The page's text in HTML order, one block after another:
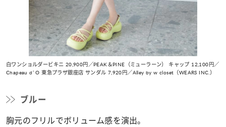
白ワンショルダービキニ 20,900円／PEAK＆PINE（ミューラーン） キャップ 12,100円／
Chapeau d’ O 東急プラザ銀座店 サンダル 7,920円／Alley by w closet（WEARS INC.）
ブルー
胸元のフリルでボリューム感を演出。